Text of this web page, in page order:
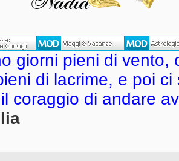
giorni pieni di
di lacrime, e poi
coraggio di andare